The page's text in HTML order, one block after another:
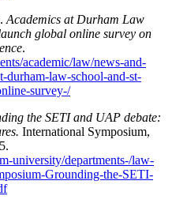
Academics at Durham Law
global online survey on
.
academic/law/news-and-
durham-law-school-and-st-
survey-/
the SETI and UAP debate:
International Symposium,
university/departments-/law-
Grounding-the-SETI-